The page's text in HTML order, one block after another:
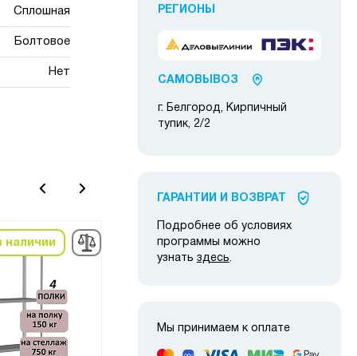
Сплошная
Болтовое
Нет
наличии
-22%
в наличии
РЕГИОНЫ
САМОВЫВОЗ
г. Белгород, Кирпичный
тупик, 2/2
ГАРАНТИИ И ВОЗВРАТ
Подробнее об условиях
программы можно
узнать здесь.
Мы принимаем к оплате